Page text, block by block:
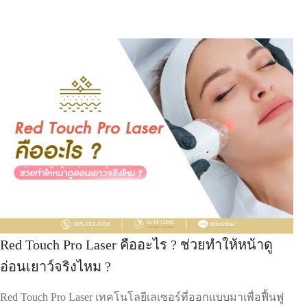
Red Touch Pro Laser คืออะไร ? ช่วยทำให้หน้าดู
อ่อนเยาว์จริงไหม ?
Red Touch Pro Laser เทคโนโลยีเลเซอร์ที่ออกแบบมาเพื่อฟื้นฟู